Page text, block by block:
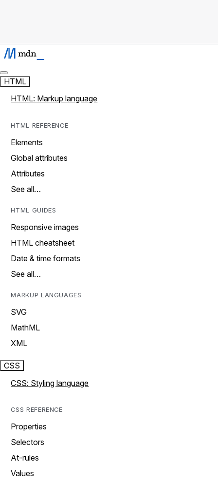
HTML
HTML: Markup language
HTML REFERENCE
Elements
Global attributes
Attributes
See all…
HTML GUIDES
Responsive images
HTML cheatsheet
Date & time formats
See all…
MARKUP LANGUAGES
SVG
MathML
XML
CSS
CSS: Styling language
CSS REFERENCE
Properties
Selectors
At-rules
Values